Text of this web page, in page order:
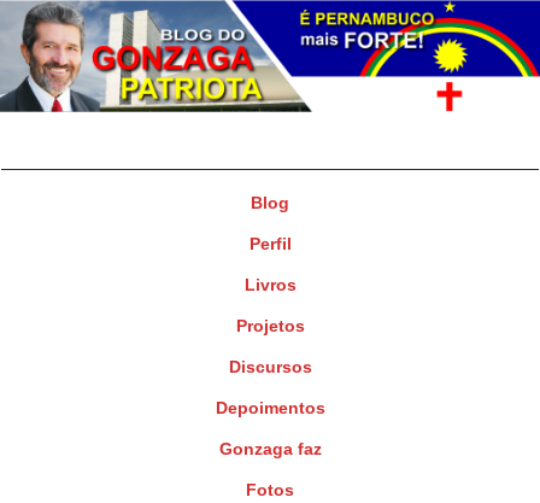
Blog
Perfil
Livros
Projetos
Discursos
Depoimentos
Gonzaga faz
Fotos